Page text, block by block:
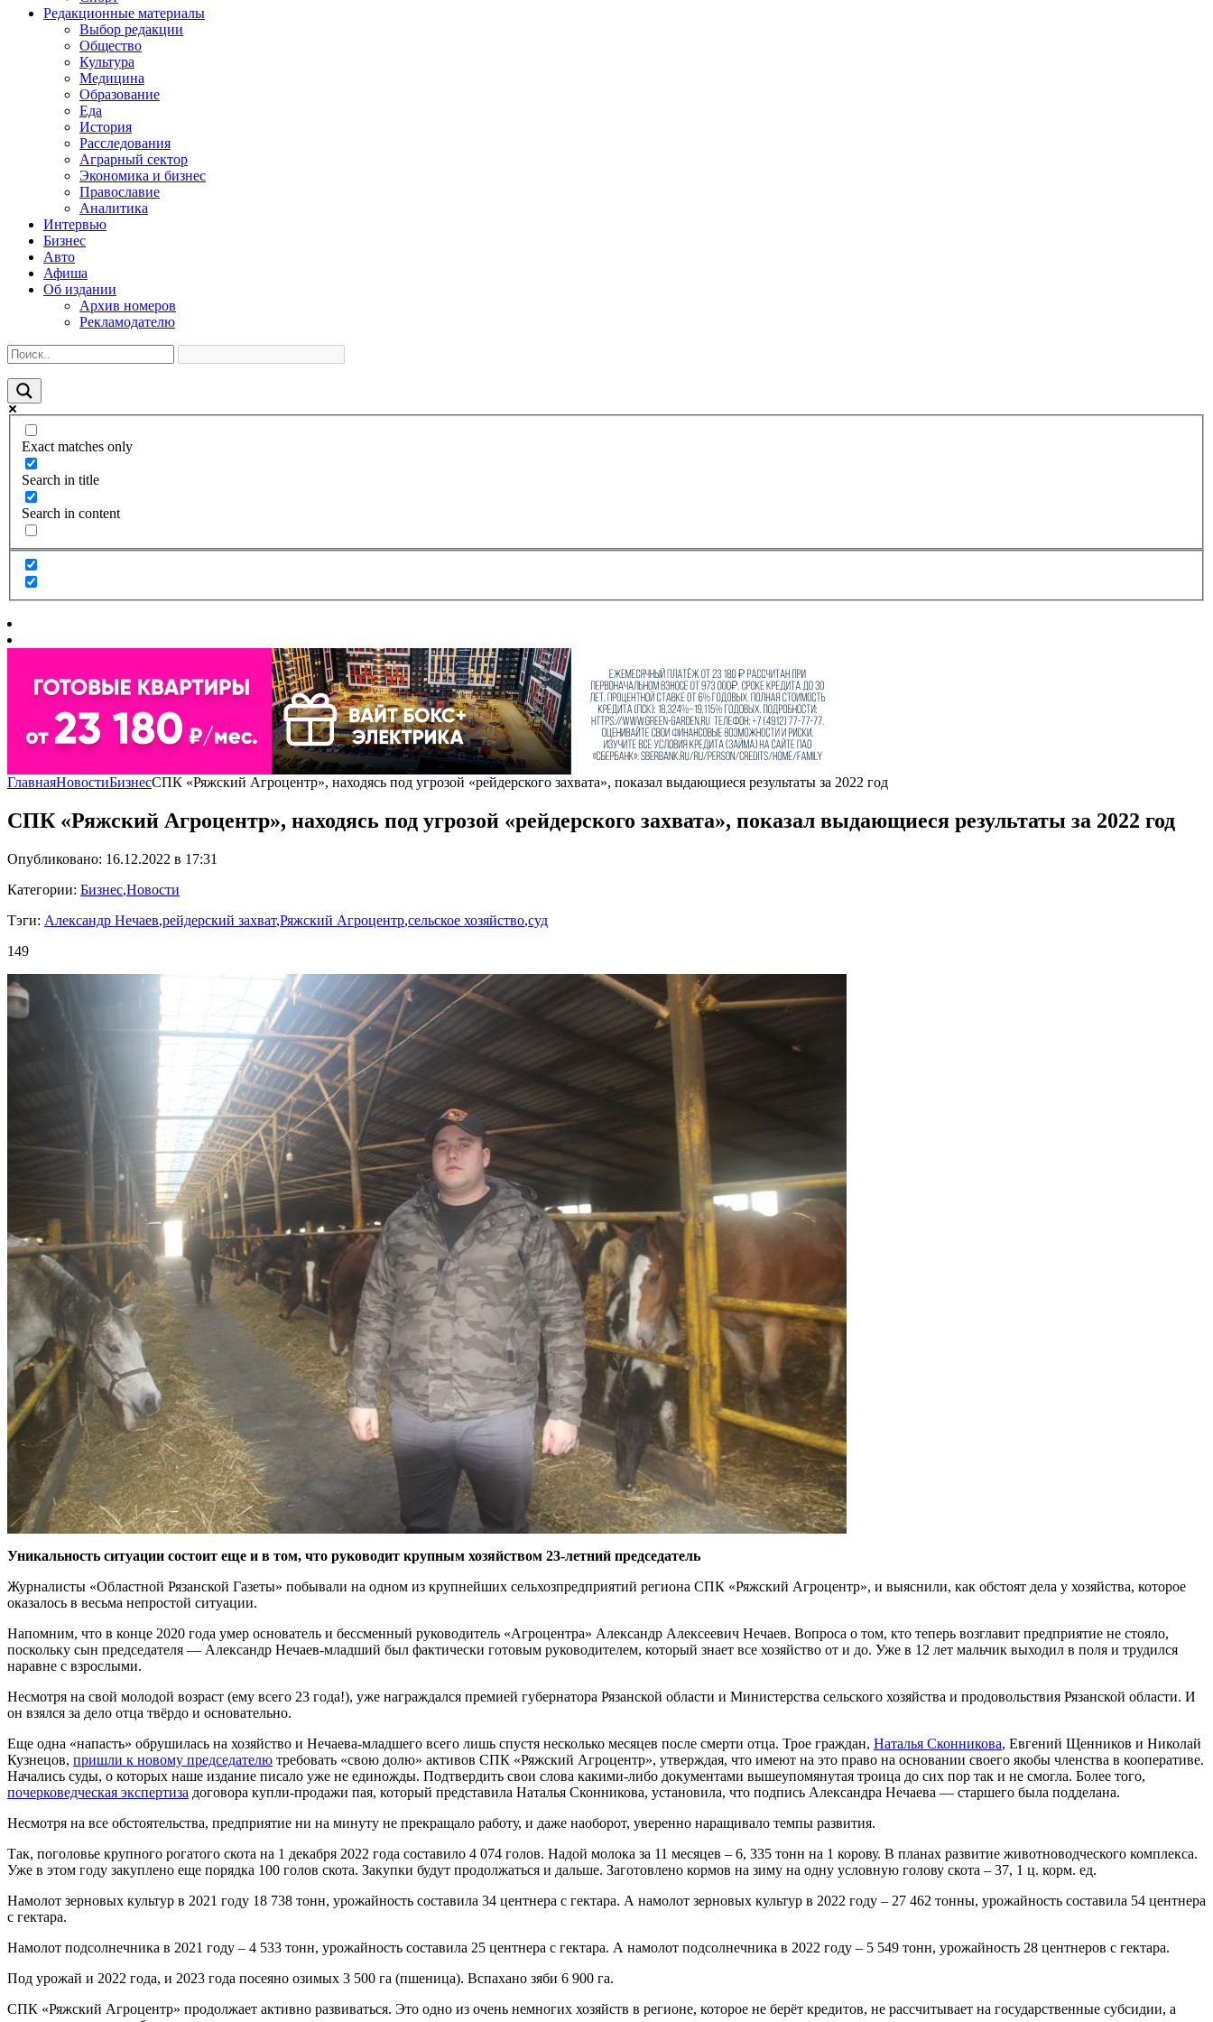
Редакционные материалы
Выбор редакции
Общество
Культура
Медицина
Образование
Еда
История
Расследования
Аграрный сектор
Экономика и бизнес
Православие
Аналитика
Интервью
Бизнес
Авто
Афиша
Об издании
Архив номеров
Рекламодателю
Exact matches only
Search in title
Search in content
ГлавнаяНовостиБизнесСПК «Ряжский Агроцентр», находясь под угрозой «рейдерского захвата», показал выдающиеся результаты за 2022 год
СПК «Ряжский Агроцентр», находясь под угрозой «рейдерского захвата», показал выдающиеся результаты за 2022 год
Опубликовано: 16.12.2022 в 17:31
Категории: Бизнес,Новости
Тэги: Александр Нечаев,рейдерский захват,Ряжский Агроцентр,сельское хозяйство,суд
149
Уникальность ситуации состоит еще и в том, что руководит крупным хозяйством 23-летний председатель
Журналисты «Областной Рязанской Газеты» побывали на одном из крупнейших сельхозпредприятий региона СПК «Ряжский Агроцентр», и выяснили, как обстоят дела у хозяйства, которое
оказалось в весьма непростой ситуации.
Напомним, что в конце 2020 года умер основатель и бессменный руководитель «Агроцентра» Александр Алексеевич Нечаев. Вопроса о том, кто теперь возглавит предприятие не стояло,
поскольку сын председателя — Александр Нечаев-младший был фактически готовым руководителем, который знает все хозяйство от и до. Уже в 12 лет мальчик выходил в поля и трудился
наравне с взрослыми.
Несмотря на свой молодой возраст (ему всего 23 года!), уже награждался премией губернатора Рязанской области и Министерства сельского хозяйства и продовольствия Рязанской области. И
он взялся за дело отца твёрдо и основательно.
Еще одна «напасть» обрушилась на хозяйство и Нечаева-младшего всего лишь спустя несколько месяцев после смерти отца. Трое граждан, Наталья Сконникова, Евгений Щенников и Николай
Кузнецов, пришли к новому председателю требовать «свою долю» активов СПК «Ряжский Агроцентр», утверждая, что имеют на это право на основании своего якобы членства в кооперативе.
Начались суды, о которых наше издание писало уже не единожды. Подтвердить свои слова какими-либо документами вышеупомянутая троица до сих пор так и не смогла. Более того,
почерковедческая экспертиза договора купли-продажи пая, который представила Наталья Сконникова, установила, что подпись Александра Нечаева — старшего была подделана.
Несмотря на все обстоятельства, предприятие ни на минуту не прекращало работу, и даже наоборот, уверенно наращивало темпы развития.
Так, поголовье крупного рогатого скота на 1 декабря 2022 года составило 4 074 голов. Надой молока за 11 месяцев – 6, 335 тонн на 1 корову. В планах развитие животноводческого комплекса.
Уже в этом году закуплено еще порядка 100 голов скота. Закупки будут продолжаться и дальше. Заготовлено кормов на зиму на одну условную голову скота – 37, 1 ц. корм. ед.
Намолот зерновых культур в 2021 году 18 738 тонн, урожайность составила 34 центнера с гектара. А намолот зерновых культур в 2022 году – 27 462 тонны, урожайность составила 54 центнера
с гектара.
Намолот подсолнечника в 2021 году – 4 533 тонн, урожайность составила 25 центнера с гектара. А намолот подсолнечника в 2022 году – 5 549 тонн, урожайность 28 центнеров с гектара.
Под урожай и 2022 года, и 2023 года посеяно озимых 3 500 га (пшеница). Вспахано зяби 6 900 га.
СПК «Ряжский Агроцентр» продолжает активно развиваться. Это одно из очень немногих хозяйств в регионе, которое не берёт кредитов, не рассчитывает на государственные субсидии, а